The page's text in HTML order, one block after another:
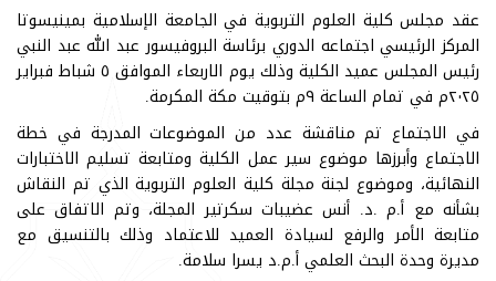
عقد مجلس كلية العلوم التربوية في الجامعة الإسلامية بمينيسوتا
المركز الرئيسي اجتماعه الدوري برئاسة البروفيسور عبد الله عبد النبي
رئيس المجلس عميد الكلية وذلك يوم الاربعاء الموافق ٥ شباط فبراير
٢٠٢٥م في تمام الساعة ٩م بتوقيت مكة المكرمة.
في الاجتماع تم مناقشة عدد من الموضوعات المدرجة في خطة
الاجتماع وأبرزها موضوع سير عمل الكلية ومتابعة تسليم الاختبارات
النهائية، وموضوع لجنة مجلة كلية العلوم التربوية الذي تم النقاش
بشأنه مع أ.م .د. أنس عضيبات سكرتير المجلة، وتم الاتفاق على
متابعة الأمر والرفع لسيادة العميد للاعتماد وذلك بالتنسيق مع
مديرة وحدة البحث العلمي أ.م.د يسرا سلامة.